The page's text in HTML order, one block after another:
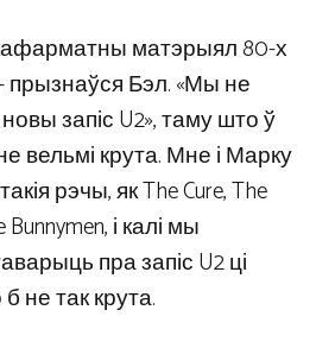
матэрыял 80-х
прызнаўся Бэл. «Мы не
запіс U2», таму што ў
вельмі крута. Мне і Марку
рэчы, як The Cure, The
і калі мы
пра запіс U2 ці
не так крута.